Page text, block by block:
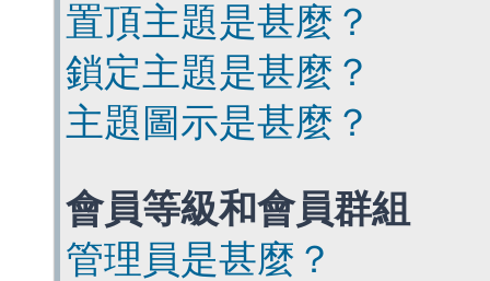
置頂主題是甚麼？
鎖定主題是甚麼？
主題圖示是甚麼？
會員等級和會員群組
管理員是甚麼？